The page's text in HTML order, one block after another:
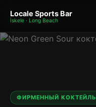
Locale Sports Bar
İskele · Long Beach
ФИРМЕННЫЙ КОКТЕЙЛЬ